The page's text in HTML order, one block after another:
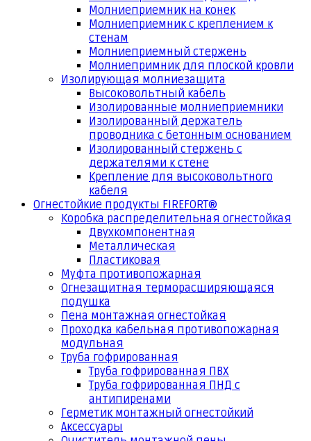
Молниеприемник на конек
Молниеприемник с креплением к
стенам
Молниеприемный стержень
Молниепримник для плоской кровли
Изолирующая молниезащита
Высоковольтный кабель
Изолированные молниеприемники
Изолированный держатель
проводника с бетонным основанием
Изолированный стержень с
держателями к стене
Крепление для высоковольтного
кабеля
Огнестойкие продукты FIREFORT®
Коробка распределительная огнестойкая
Двухкомпонентная
Металлическая
Пластиковая
Муфта противопожарная
Огнезащитная терморасширяющаяся
подушка
Пена монтажная огнестойкая
Проходка кабельная противопожарная
модульная
Труба гофрированная
Труба гофрированная ПВХ
Труба гофрированная ПНД с
антипиренами
Герметик монтажный огнестойкий
Аксессуары